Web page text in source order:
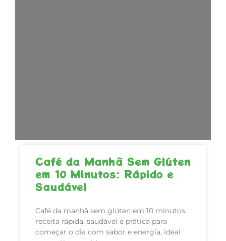
Café da Manhã Sem Glúten
em 10 Minutos: Rápido e
Saudável
Café da manhã sem glúten em 10 minutos:
receita rápida, saudável e prática para
começar o dia com sabor e energia, ideal